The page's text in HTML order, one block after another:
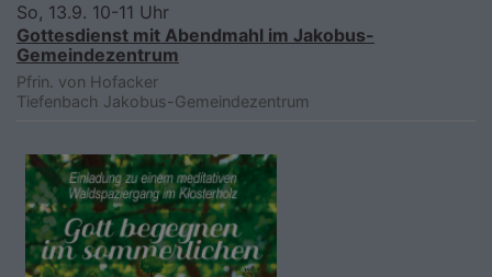
So, 13.9. 10-11 Uhr
Gottesdienst mit Abendmahl im Jakobus-
Gemeindezentrum
Pfrin. von Hofacker
Tiefenbach Jakobus-Gemeindezentrum